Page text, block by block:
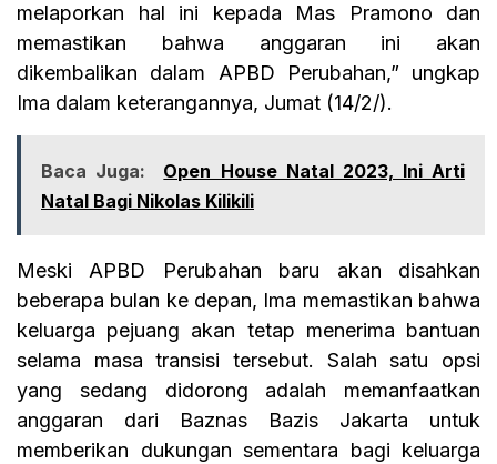
melaporkan hal ini kepada Mas Pramono dan
memastikan bahwa anggaran ini akan
dikembalikan dalam APBD Perubahan,” ungkap
Ima dalam keterangannya, Jumat (14/2/).
Baca Juga:
Open House Natal 2023, Ini Arti
Natal Bagi Nikolas Kilikili
Meski APBD Perubahan baru akan disahkan
beberapa bulan ke depan, Ima memastikan bahwa
keluarga pejuang akan tetap menerima bantuan
selama masa transisi tersebut. Salah satu opsi
yang sedang didorong adalah memanfaatkan
anggaran dari Baznas Bazis Jakarta untuk
memberikan dukungan sementara bagi keluarga